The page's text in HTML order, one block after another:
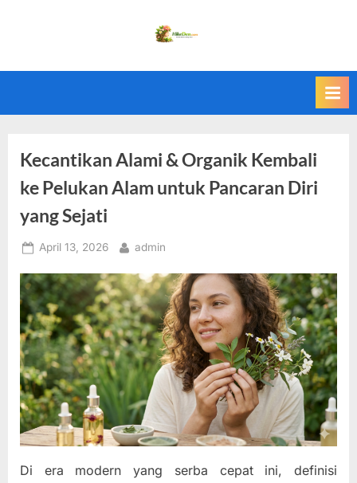
i
e
e
n
Kecantikan Alami & Organik Kembali
ke Pelukan Alam untuk Pancaran Diri
yang Sejati
Posted
April 13, 2026 By
admin
Di era modern yang serba cepat ini, definisi